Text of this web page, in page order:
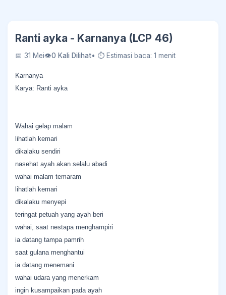
Ranti ayka - Karnanya (LCP 46)
📅 31 Mei👁0 Kali Dilihat• ⏱ Estimasi baca: 1 menit
Karnanya
Karya: Ranti ayka
Wahai gelap malam
lihatlah kemari
dikalaku sendiri
nasehat ayah akan selalu abadi
wahai malam temaram
lihatlah kemari
dikalaku menyepi
teringat petuah yang ayah beri
wahai, saat nestapa menghampiri
ia datang tampa pamrih
saat gulana menghantui
ia datang menemani
wahai udara yang menerkam
ingin kusampaikan pada ayah